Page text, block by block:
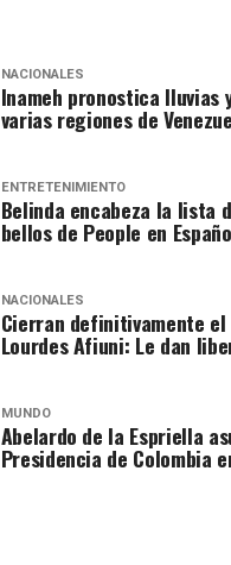
NACIONALES
Inameh pronostica lluvias
varias regiones de
ENTRETENIMIENTO
Belinda encabeza la lista
bellos de People en
NACIONALES
Cierran definitivamente
Lourdes Afiuni: Le dan
MUNDO
Abelardo de la Espriella
Presidencia de Colombia